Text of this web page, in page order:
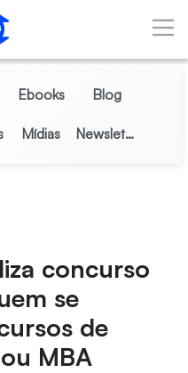
Ebooks Blog
Mídias Newsletter
concurso
se
de
MBA